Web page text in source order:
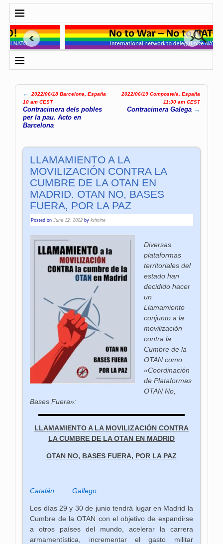
Post navigation
← 2022/06/18 Barcelona, España
10 am CEST
Contracimera dels pobles
per la pau. Acto en
Barcelona
2022/06/19 Compostela, España
11:30 am CEST
Contracimera Galega →
LLAMAMIENTO A LA
MOVILIZACIÓN CONTRA LA
CUMBRE DE LA OTAN EN
MADRID. OTAN NO, BASES
FUERA, POR LA PAZ
Posted onJune 12, 2022 bykristine
Diversas
plataformas
territoriales del
estado han
decidido hacer
un
Llamamiento
conjunto a la
movilización
contra la
Cumbre de la
OTAN como
«Coordinación
de Plataformas
OTAN No,
Bases Fuera»:
LLAMAMIENTO A LA MOVILIZACIÓN CONTRA
LA CUMBRE DE LA OTAN EN MADRID
OTAN NO, BASES FUERA, POR LA PAZ
Catalán Gallego
Los días 29 y 30 de junio tendrá lugar en Madrid la
Cumbre de la OTAN con el objetivo de expandirse
a otros países del mundo, acelerar la carrera
armamentística, incrementar el gasto militar